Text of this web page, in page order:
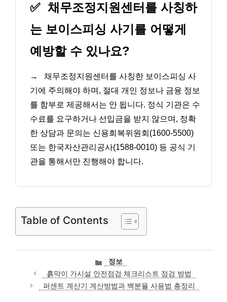
✅ 채무조정지원센터를 사칭하
는 보이스피싱 사기를 어떻게
예방할 수 있나요?
→
채무조정지원센터를 사칭한 보이스피싱 사
기에 주의해야 하며, 절대 개인 정보나 금융 정보
를 함부로 제공해서는 안 됩니다. 정식 기관은 수
수료를 요구하거나 선입금을 받지 않으며, 정확
한 상담과 문의는 신용회복위원회(1600-5500)
또는 한국자산관리공사(1588-0010) 등 공식 기
관을 통해서만 진행해야 합니다.
Table of Contents
카
테
고
리
정보
흙막이 가시설 안전점검 체크리스트 점검 방법
퍼센트 계산기 계산방법과 백분율 사용법 총정리